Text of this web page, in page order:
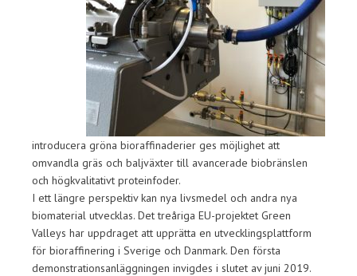
introducera gröna bioraffinaderier ges möjlighet att
omvandla gräs och baljväxter till avancerade biobränslen
och högkvalitativt proteinfoder.
I ett längre perspektiv kan nya livsmedel och andra nya
biomaterial utvecklas. Det treåriga EU-projektet Green
Valleys har uppdraget att upprätta en utvecklingsplattform
för bioraffinering i Sverige och Danmark. Den första
demonstrationsanläggningen invigdes i slutet av juni 2019.